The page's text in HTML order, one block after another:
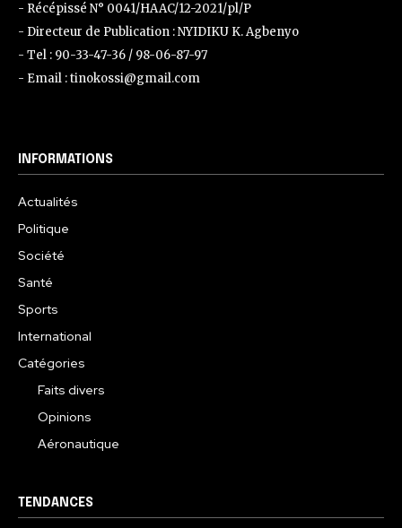
- Récépissé N° 0041/HAAC/12-2021/pl/P
- Directeur de Publication : NYIDIKU K. Agbenyo
- Tel : 90-33-47-36 / 98-06-87-97
- Email : tinokossi@gmail.com
INFORMATIONS
Actualités
Politique
Société
Santé
Sports
International
Catégories
Faits divers
Opinions
Aéronautique
TENDANCES